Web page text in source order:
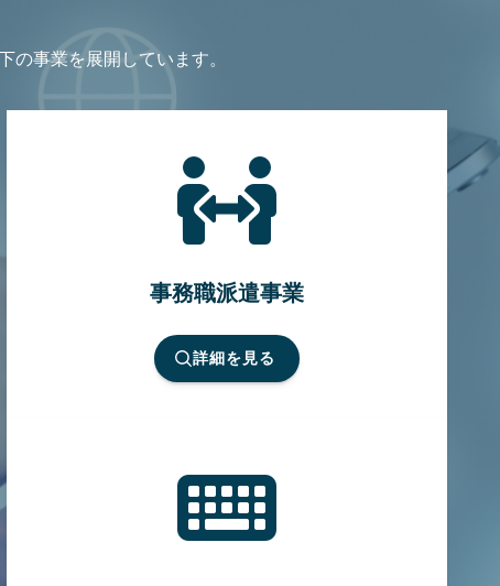
の事業を展開しています。
事務職派遣事業
詳細を見る